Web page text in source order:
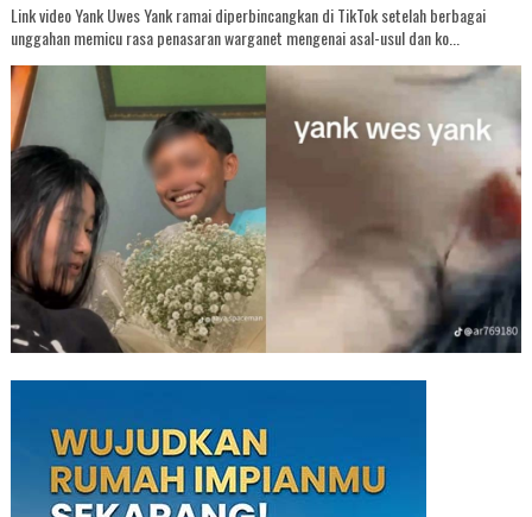
Link video Yank Uwes Yank ramai diperbincangkan di TikTok setelah berbagai
unggahan memicu rasa penasaran warganet mengenai asal-usul dan ko...